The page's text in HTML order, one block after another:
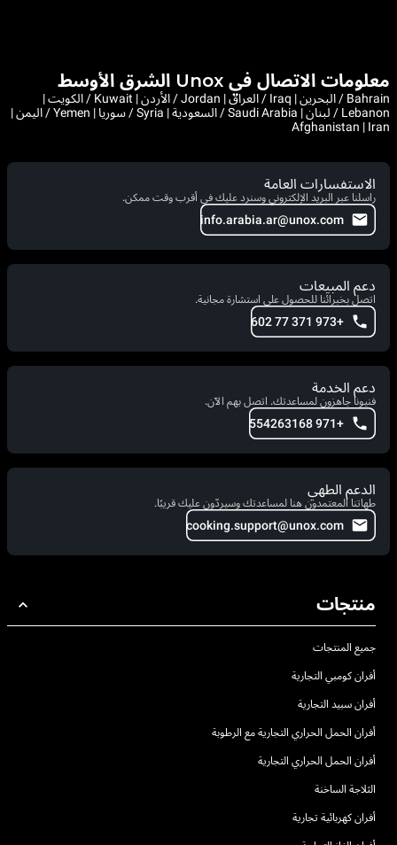
معلومات الاتصال في Unox الشرق الأوسط
Bahrain / البحرين | Iraq / العراق | Jordan / الأردن | Kuwait / الكويت |
Lebanon / لبنان | Saudi Arabia / السعودية | Syria / سوريا | Yemen / اليمن |
Afghanistan | Iran
الاستفسارات العامة
راسلنا عبر البريد الإلكتروني وسنرد عليك في أقرب وقت ممكن.
info.arabia.ar@unox.com
دعم المبيعات
اتصل بخبرائنا للحصول على استشارة مجانية.
+973 371 77 602
دعم الخدمة
فنيونا جاهزون لمساعدتك. اتصل بهم الآن.
+971 554263168
الدعم الطهي
طهاتنا المعتمدون هنا لمساعدتك وسيردّون عليك قريبًا.
cooking.support@unox.com
منتجات
جميع المنتجات
أفران كومبي التجارية
أفران سبيد التجارية
أفران الحمل الحراري التجارية مع الرطوبة
أفران الحمل الحراري التجارية
الثلاجة الساخنة
أفران كهربائية تجارية